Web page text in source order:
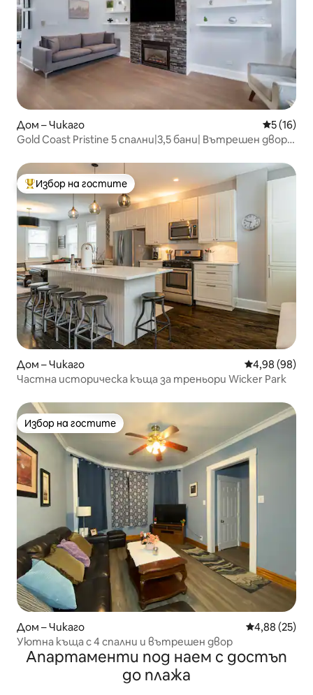
Дом – Чикаго Средна
5 (16)
Gold Coast Pristine 5 спални|3,5 бани| Вътрешен двор|
Най-популярен избор на гостите
Избор на гостите
Дом – Чикаго Средна
4,98 (98)
Частна историческа къща за треньори Wicker Park
Избор на гостите
Избор на гостите
Дом – Чикаго Средна
4,88 (25)
Уютна къща с 4 спални и вътрешен двор
Апартаменти под наем с достъп
до плажа